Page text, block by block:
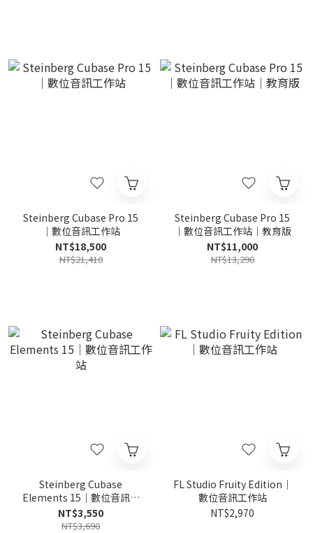
Steinberg Cubase Pro 15
｜數位音訊工作站
NT$18,500
NT$21,410
Steinberg Cubase Pro 15
｜數位音訊工作站｜教育版
NT$11,000
NT$13,290
Steinberg Cubase
Elements 15｜數位音訊工
作站
NT$3,550
NT$3,690
FL Studio Fruity Edition｜
數位音訊工作站
NT$2,970